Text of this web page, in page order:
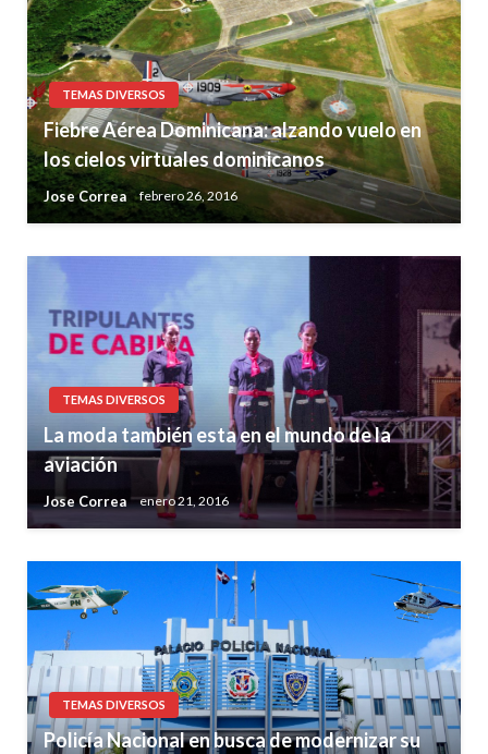
TEMAS DIVERSOS
Fiebre Aérea Dominicana: alzando vuelo en
los cielos virtuales dominicanos
Jose Correa febrero 26, 2016
TEMAS DIVERSOS
La moda también esta en el mundo de la
aviación
Jose Correa enero 21, 2016
TEMAS DIVERSOS
Policía Nacional en busca de modernizar su